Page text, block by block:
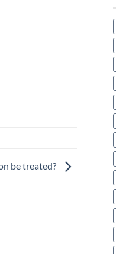
be treated?